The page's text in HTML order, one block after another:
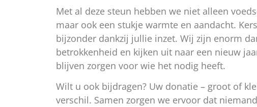
Met al deze steun hebben we niet alleen
maar ook een stukje warmte en aandacht.
bijzonder dankzij jullie inzet. Wij zijn enorm
betrokkenheid en kijken uit naar een nieuw
blijven zorgen voor wie het nodig heeft.
Wilt u ook bijdragen? Uw donatie – groot of
verschil. Samen zorgen we ervoor dat